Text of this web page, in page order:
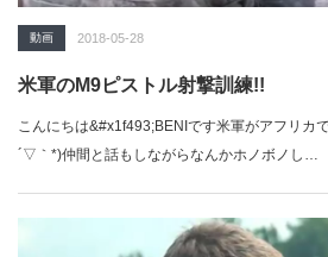
動画 2018-05-28
米軍のM9ピストル射撃訓練!!
こんにちは&#x1f493;BENIです米軍がアフリカ
´▽｀*)仲間と話もしながらなんかホノボノし…